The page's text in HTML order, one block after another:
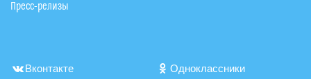
Пресс-релизы
Вконтакте Одноклассники